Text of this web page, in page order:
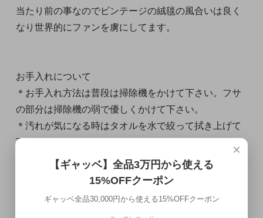
当たり前の事なのでビンテージの絨毯の風合いは良く
なり世界的にファンを虜にしてます。
お手入れについて
＊お手入れ方法は普段は掃除機をかけて下さい。フサ
の部分は掃除機の弱で優しくかけて下さい。
＊汚れが気になる時はタオルを水で絞って拭き上げて
下さい。
＊ウール用洗剤入りの水でタオルを固くしぼり、毛並
みにそって拭きます。
×
【ギャッベ】全品3万円から使える
15%OFFクーポン
ギャッベ全品30,000円から使える15%OFFクーポン